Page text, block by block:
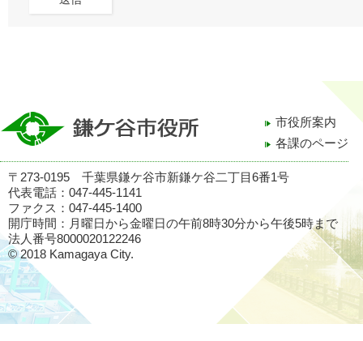
市役所案内
各課のページ
〒273-0195 千葉県鎌ケ谷市新鎌ケ谷二丁目6番1号
代表電話：047-445-1141
ファクス：047-445-1400
開庁時間：月曜日から金曜日の午前8時30分から午後5時まで
法人番号8000020122246
© 2018 Kamagaya City.